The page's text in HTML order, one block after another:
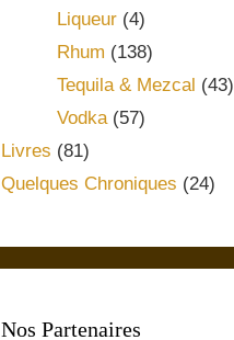
Liqueur (4)
Rhum (138)
Tequila & Mezcal (43)
Vodka (57)
Livres (81)
Quelques Chroniques (24)
Nos Partenaires